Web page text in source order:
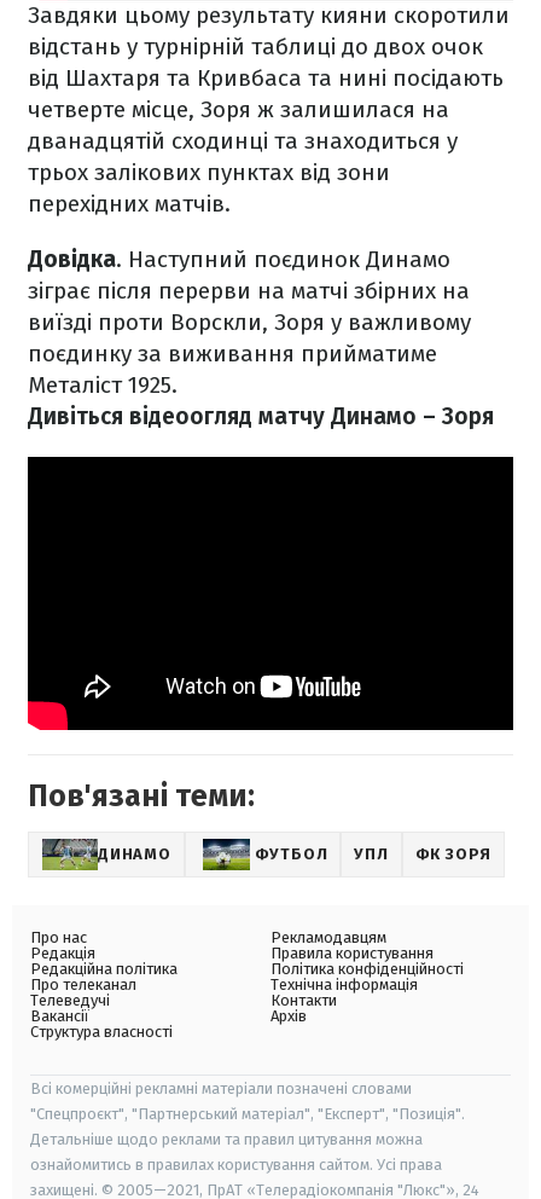
Завдяки цьому результату кияни скоротили
відстань у турнірній таблиці до двох очок
від Шахтаря та Кривбаса та нині посідають
четверте місце, Зоря ж залишилася на
дванадцятій сходинці та знаходиться у
трьох залікових пунктах від зони
перехідних матчів.
Довідка. Наступний поєдинок Динамо
зіграє після перерви на матчі збірних на
виїзді проти Ворскли, Зоря у важливому
поєдинку за виживання прийматиме
Металіст 1925.
Дивіться відеоогляд матчу Динамо – Зоря
Пов'язані теми:
ДИНАМО ФУТБОЛ УПЛ ФК ЗОРЯ
Про нас
Редакція
Редакційна політика
Про телеканал
Телеведучі
Вакансії
Структура власності
Рекламодавцям
Правила користування
Політика конфіденційності
Технічна інформація
Контакти
Архів
Всі комерційні рекламні матеріали позначені словами
"Спецпроєкт", "Партнерський матеріал", "Експерт", "Позиція".
Детальніше щодо реклами та правил цитування можна
ознайомитись в правилах користування сайтом. Усі права
захищені. © 2005—2021, ПрАТ «Телерадіокомпанія "Люкс"», 24